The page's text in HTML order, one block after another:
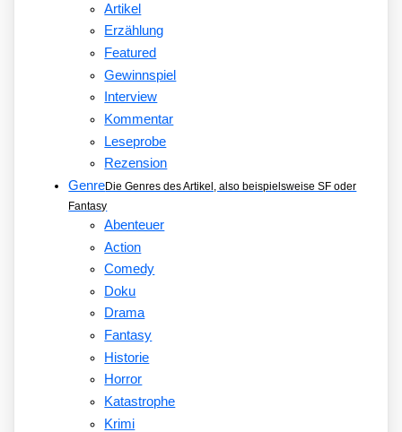
Artikel
Erzählung
Featured
Gewinnspiel
Interview
Kommentar
Leseprobe
Rezension
GenreDie Genres des Artikel, also beispielsweise SF oder
Fantasy
Abenteuer
Action
Comedy
Doku
Drama
Fantasy
Historie
Horror
Katastrophe
Krimi